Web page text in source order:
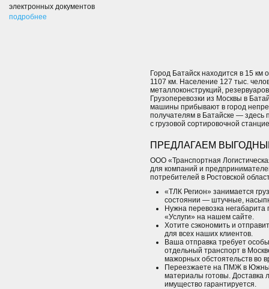
Город Батайск находится в 15
1107 км. Население 127 тыс.
металлоконструкций,
Грузоперевозки из Москвы в
машины прибывают в город
получателям в Батайске — здесь
с грузовой сортировочной
ПРЕДЛАГАЕМ
ООО «Транспортная
для компаний и
потребителей в Ростовской
«ТЛК Регион» занимается
состоянии — штучные,
Нужна перевозка
«Услуги» на нашем сайте.
Хотите сэкономить и
для всех наших клиентов.
Ваша отправка требует
отдельный транспорт в
мажорных обстоятельств во
Переезжаете на ПМЖ в
материалы готовы.
имущество гарантируется.
электронных документов
подробнее